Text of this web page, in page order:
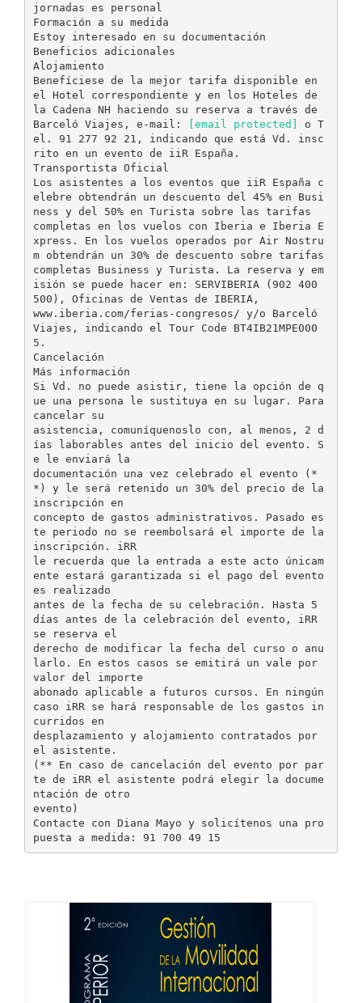
jornadas es personal
Formación a su medida
Estoy interesado en su documentación
Beneficios adicionales
Alojamiento
Benefíciese de la mejor tarifa disponible en
el Hotel correspondiente y en los Hoteles de
la Cadena NH haciendo su reserva a través de
Barceló Viajes, e-mail:
[email protected]
o T
el. 91 277 92 21, indicando que está Vd. insc
rito en un evento de iiR España.
Transportista Oficial
Los asistentes a los eventos que iiR España c
elebre obtendrán un descuento del 45% en Busi
ness y del 50% en Turista sobre las tarifas
completas en los vuelos con Iberia e Iberia E
xpress. En los vuelos operados por Air Nostru
m obtendrán un 30% de descuento sobre tarifas
completas Business y Turista. La reserva y em
isión se puede hacer en: SERVIBERIA (902 400
500), Oficinas de Ventas de IBERIA,
www.iberia.com/ferias-congresos/ y/o Barceló
Viajes, indicando el Tour Code BT4IB21MPE000
5.
Cancelación
Más información
Si Vd. no puede asistir, tiene la opción de q
ue una persona le sustituya en su lugar. Para
cancelar su
asistencia, comuníquenoslo con, al menos, 2 d
ías laborables antes del inicio del evento. S
e le enviará la
documentación una vez celebrado el evento (*
*) y le será retenido un 30% del precio de la
inscripción en
concepto de gastos administrativos. Pasado es
te periodo no se reembolsará el importe de la
inscripción. iRR
le recuerda que la entrada a este acto únicam
ente estará garantizada si el pago del evento
es realizado
antes de la fecha de su celebración. Hasta 5
días antes de la celebración del evento, iRR
se reserva el
derecho de modificar la fecha del curso o anu
larlo. En estos casos se emitirá un vale por
valor del importe
abonado aplicable a futuros cursos. En ningún
caso iRR se hará responsable de los gastos in
curridos en
desplazamiento y alojamiento contratados por
el asistente.
(** En caso de cancelación del evento por par
te de iRR el asistente podrá elegir la docume
ntación de otro
evento)
Contacte con Diana Mayo y solicítenos una pro